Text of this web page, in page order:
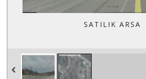
SATILIK ARSA